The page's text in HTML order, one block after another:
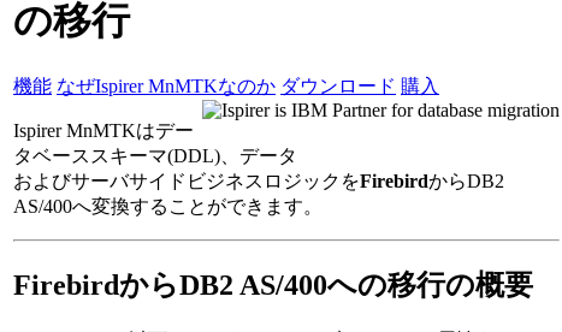
の移行
機能 なぜIspirer MnMTKなのか ダウンロード 購入
Ispirer MnMTKはデー
タベーススキーマ(DDL)、データ
およびサーバサイドビジネスロジックをFirebirdからDB2
AS/400へ変換することができます。
FirebirdからDB2 AS/400への移行の概要